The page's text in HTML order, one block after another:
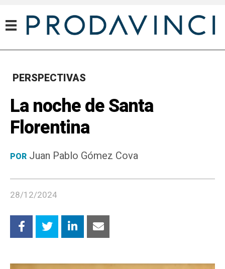
PERSPECTIVAS
La noche de Santa
Florentina
POR Juan Pablo Gómez Cova
28/12/2024